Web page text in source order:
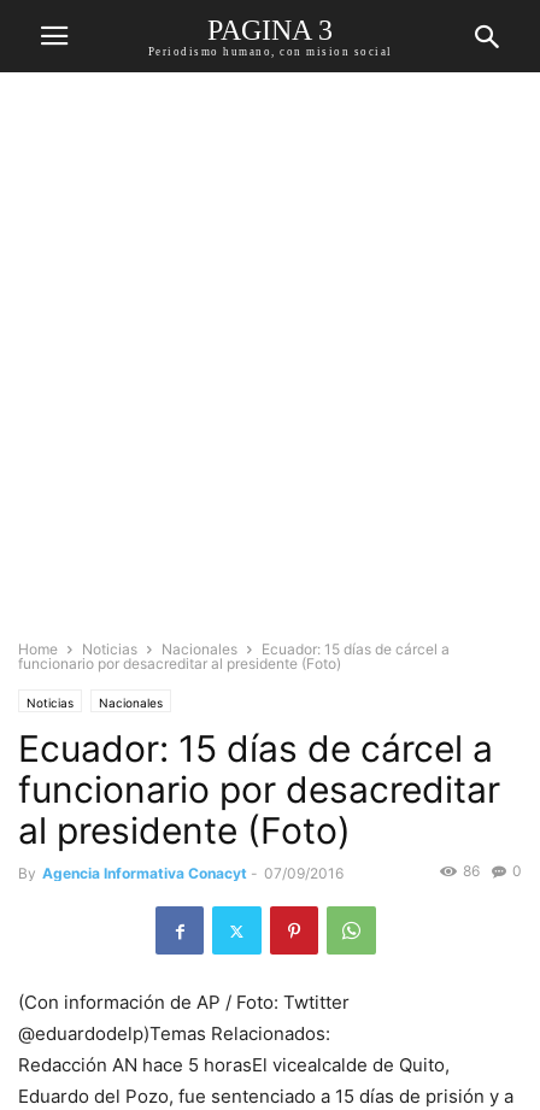
PAGINA 3
Periodismo humano, con mision social
Home Noticias Nacionales
Ecuador: 15 días de cárcel a
funcionario por desacreditar al presidente (Foto)
Noticias Nacionales
Ecuador: 15 días de cárcel a
funcionario por desacreditar
al presidente (Foto)
By Agencia Informativa Conacyt - 07/09/2016 0
86
(Con información de AP / Foto: Twtitter
@eduardodelp)Temas Relacionados:
Redacción AN hace 5 horasEl vicealcalde de Quito,
Eduardo del Pozo, fue sentenciado a 15 días de prisión y a